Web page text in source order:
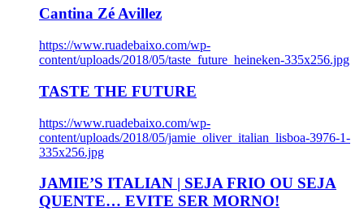
Cantina Zé Avillez
https://www.ruadebaixo.com/wp-
content/uploads/2018/05/taste_future_heineken-335x256.jpg
TASTE THE FUTURE
https://www.ruadebaixo.com/wp-
content/uploads/2018/05/jamie_oliver_italian_lisboa-3976-1-
335x256.jpg
JAMIE’S ITALIAN | SEJA FRIO OU SEJA
QUENTE… EVITE SER MORNO!